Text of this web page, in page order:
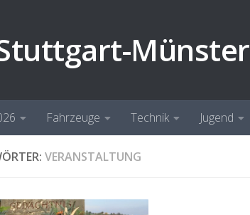
Münster
Fahrzeuge Technik Jugend
VERANSTALTUNG